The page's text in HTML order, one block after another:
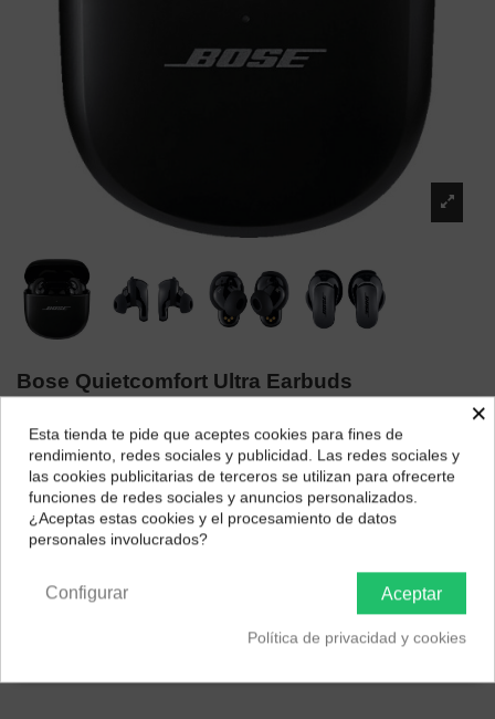
Bose Quietcomfort Ultra Earbuds
290,03 €
Color
¿Dónde deseas recibir tu pedido?
Selecciona tu ubicación para mostrarte los precios e
impuestos correctos para tu región.
×
Esta tienda te pide que aceptes cookies para fines de
rendimiento, redes sociales y publicidad. Las redes sociales y
las cookies publicitarias de terceros se utilizan para ofrecerte
funciones de redes sociales y anuncios personalizados.
¿Aceptas estas cookies y el procesamiento de datos
personales involucrados?
Aceptar
Configurar
Política de privacidad y cookies